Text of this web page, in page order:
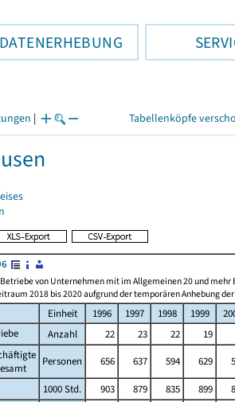
DATENERHEBUNG
| Tabellenköpfe
von Unternehmen mit im Allgemeinen 20 und mehr
2018 bis 2020 aufgrund der temporären Anhebung
Einheit 1996 1997 1998 1999
Anzahl 22 23 22 19
Personen 656 637 594 629
1000 Std. 903 879 835 899